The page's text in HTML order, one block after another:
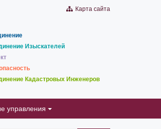
Карта сайта
Изыскателей
Кадастровых Инженеров
управления